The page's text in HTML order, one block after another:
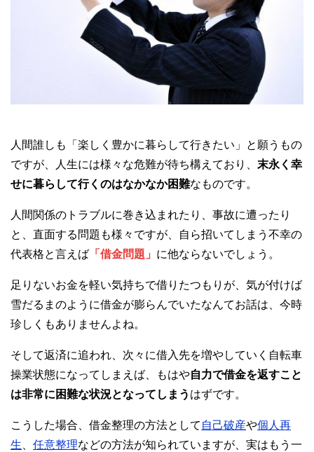
人間誰しも「楽しく豊かに暮らして行きたい」と願うもの
ですが、人生には様々な危難が待ち構えており、 末永く幸
せに暮らして行くのはなかなか困難なものです。
人間関係のトラブルに巻き込まれたり、事故に遭ったり
と、直面する問題も様々ですが、自ら招いてしまう不幸の
代表格と言えば 「借金問題」 に他ならないでしょう。
足りないお金を軽い気持ちで借りたつもりが、気が付けば
雪だるまのように借金が膨らんでいたなんてお話は、今時
珍しくもありませんよね。
そして返済に追われ、次々に借入先を増やしていく自転車
操業状態になってしまえば、もはや自力で借金を返すこと
は非常に困難な状況となってしまう はずです。
こうした場合、借金整理の方法として 自己破産や個人再
生、 任意整理などの方法が知られていますが、実はもう一